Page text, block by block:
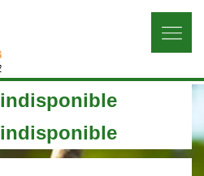
indisponible
indisponible